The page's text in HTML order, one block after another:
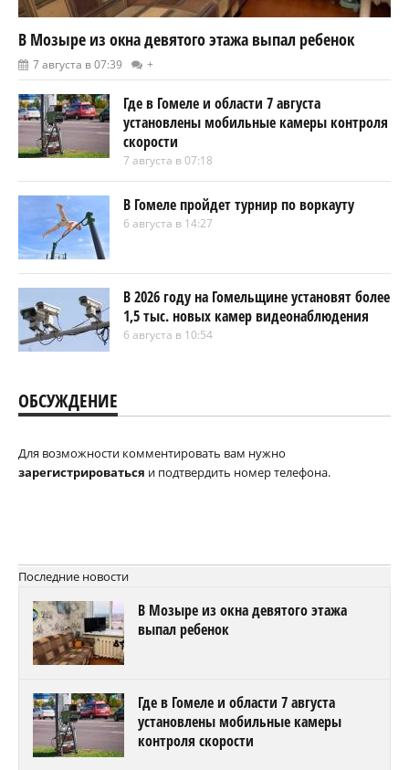
В Мозыре из окна девятого этажа выпал ребенок
7 августа в 07:39 +
Где в Гомеле и области 7 августа
установлены мобильные камеры контроля
скорости
7 августа в 07:18
В Гомеле пройдет турнир по воркауту
6 августа в 14:27
В 2026 году на Гомельщине установят более
1,5 тыс. новых камер видеонаблюдения
6 августа в 10:54
ОБСУЖДЕНИЕ
Для возможности комментировать вам нужно
зарегистрироваться и подтвердить номер телефона.
Последние новости
В Мозыре из окна девятого этажа
выпал ребенок
Где в Гомеле и области 7 августа
установлены мобильные камеры
контроля скорости